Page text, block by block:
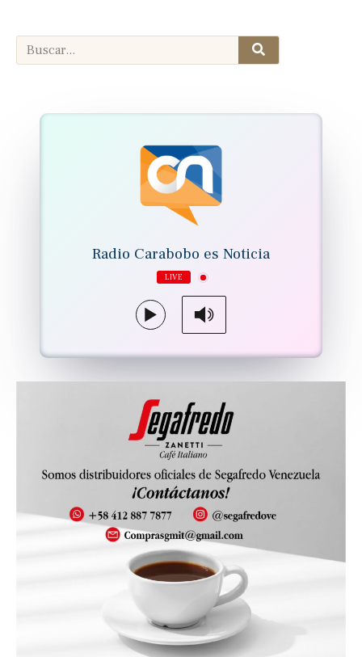
Search
Radio Carabobo es Noticia
LIVE